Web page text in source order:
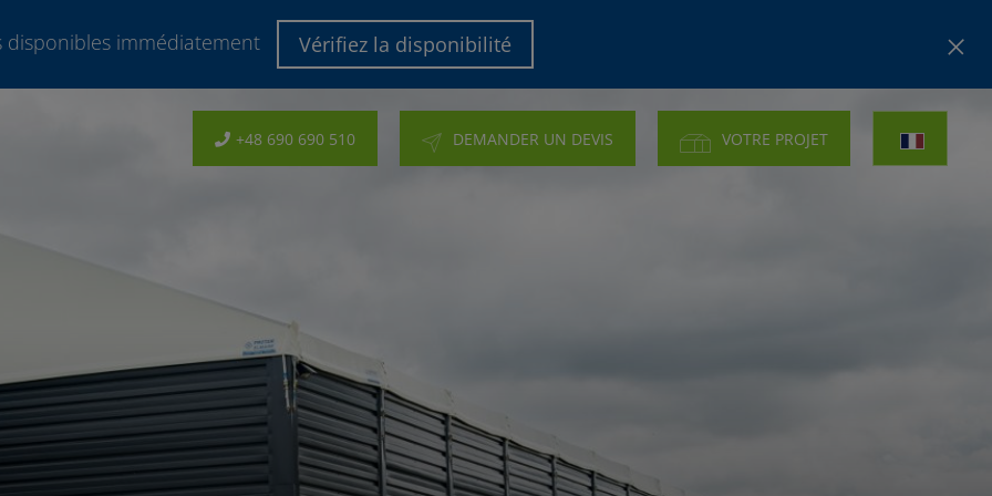
disponibles immédiatement Vérifiez la disponibilité
+48 690 690 510 DEMANDER UN DEVIS VOTRE PROJET